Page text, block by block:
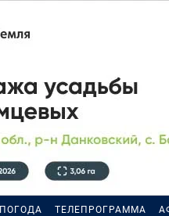
ПОГОДА ТЕЛЕПРОГРАММА